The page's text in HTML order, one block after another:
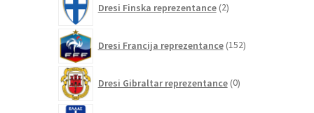
Dresi Finska reprezentance 2izdelka
Dresi Francija reprezentance 152izdelkov
Dresi Gibraltar reprezentance 0izdelkov